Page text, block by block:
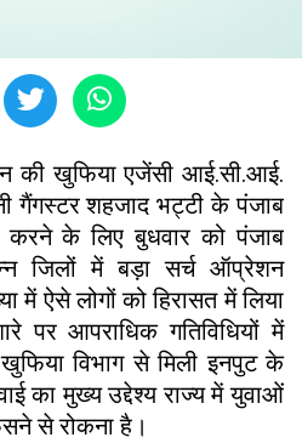
की खुफिया एजेंसी आई.सी.आई.
गैंगस्टर शहजाद भट्टी के पंजाब
के लिए बुधवार को पंजाब
जिलों में बड़ा सर्च ऑप्रेशन
में ऐसे लोगों को हिरासत में लिया
पर आपराधिक गतिविधियों में
विभाग से मिली इनपुट के
का मुख्य उद्देश्य राज्य में युवाओं
से रोकना है।